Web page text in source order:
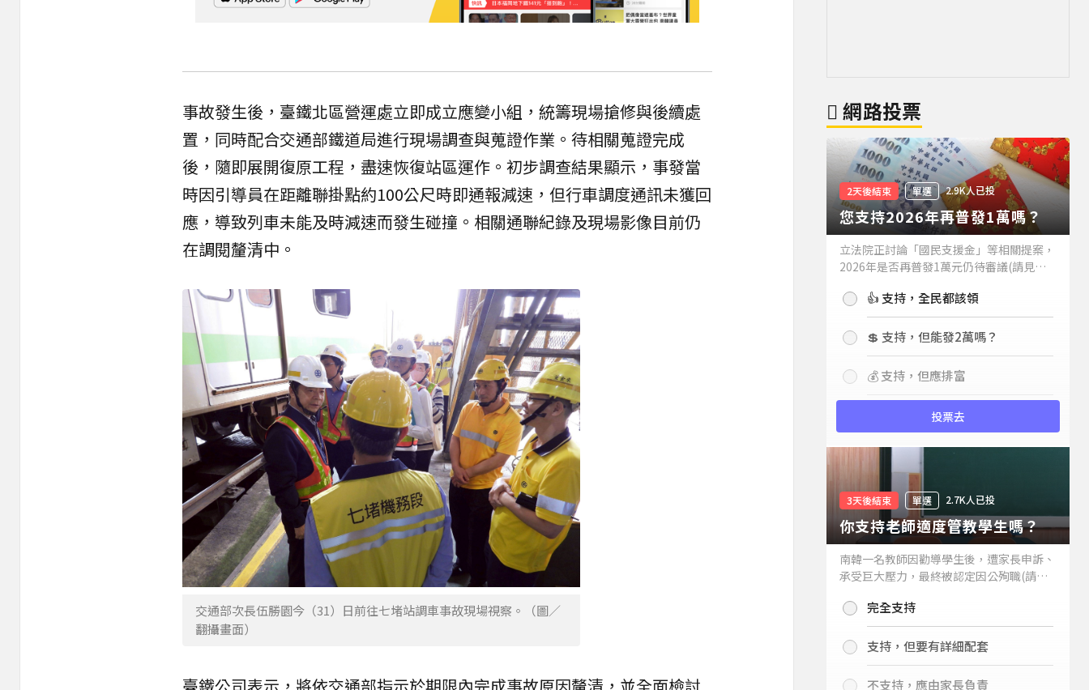
事故發生後，臺鐵北區營運處立即成立應變小組，統籌現場搶修與後續處
置，同時配合交通部鐵道局進行現場調查與蒐證作業。待相關蒐證完成
後，隨即展開復原工程，盡速恢復站區運作。初步調查結果顯示，事發當
時因引導員在距離聯掛點約100公尺時即通報減速，但行車調度通訊未獲回
應，導致列車未能及時減速而發生碰撞。相關通聯紀錄及現場影像目前仍
在調閱釐清中。
交通部次長伍勝園今（31）日前往七堵站調車事故現場視察。（圖／
翻攝畫面）
臺鐵公司表示，將依交通部指示於期限內完成事故原因釐清，並全面檢討
網路投票
2天後結束 單選 2.9K人已投
您支持2026年再普發1萬嗎？
立法院正討論「國民支援金」等相關提案，
2026年是否再普發1萬元仍待審議(請見下
持嗎？👍 支持，全民都該領
💲 支持，但能發2萬嗎？
💰 支持，但應排富
投票去
3天後結束 單選 2.7K人已投
你支持老師適度管教學生嗎？
南韓一名教師因勸導學生後，遭家長申訴、
承受巨大壓力，最終被認定因公殉職(請見
你支持老師適度管教學生嗎？
完全支持
支持，但要有詳細配套
不支持，應由家長負責